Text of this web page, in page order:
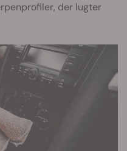
der lugter